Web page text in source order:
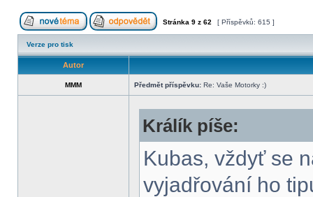
Stránka 9 z 62 [ Příspěvků: 615 ]
Verze pro tisk
Autor
MMM Předmět příspěvku: Re: Vaše Motorky :)
Králík píše:
Kubas, vždyť se
vyjadřování ho